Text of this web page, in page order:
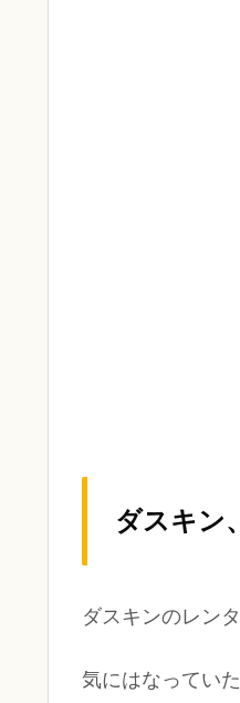
ダスキン
ダスキンのレン
気にはなってい